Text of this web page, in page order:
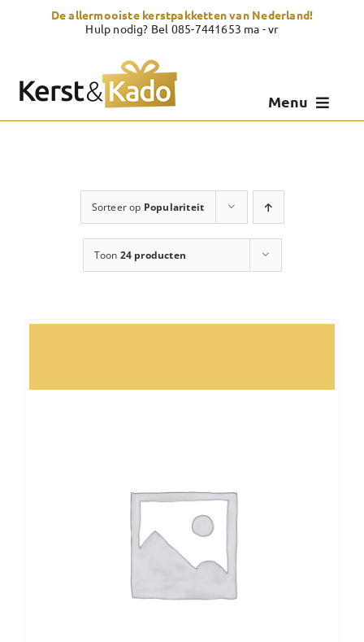
De allermooiste kerstpakketten van Nederland!
Hulp nodig? Bel 085-7441653 ma - vr
Menu
Zelf samenstellen
Sorteer op Populariteit
Toon 24 producten